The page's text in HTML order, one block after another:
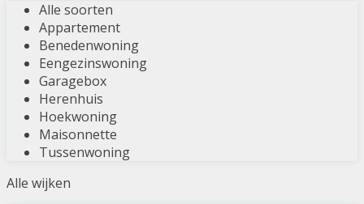
Alle soorten
Appartement
Benedenwoning
Eengezinswoning
Garagebox
Herenhuis
Hoekwoning
Maisonnette
Tussenwoning
Alle wijken